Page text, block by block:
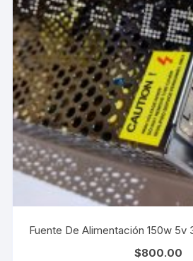
Fuente De Alimentación 150w 5v
$800.00